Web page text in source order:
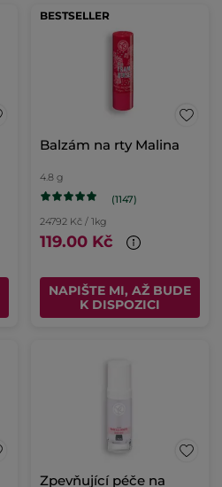
BESTSELLER
Balzám na rty Malina
4.8 g
(1147)
24792 Kč / 1kg
119.00 Kč
NAPIŠTE MI, AŽ BUDE
K DISPOZICI
Zpevňující péče na